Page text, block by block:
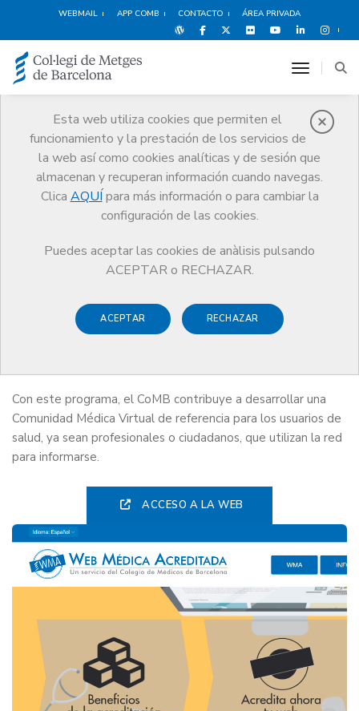
WEBMAIL APP COMB CONTACTO ÁREA PRIVADA
Esta web utiliza cookies que permiten el
funcionamiento y la prestación de los servicios de
la web así como cookies analíticas y de sesión que
almacenan y recuperan información cuando navegas.
Clica AQUÍ para más información o para cambiar la
configuración de las cookies.
Puedes aceptar las cookies de anàlisis pulsando
ACEPTAR o RECHAZAR.
ACEPTAR RECHAZAR
toggle
Web Médica
Acreditada
Servicios Ejercicio Web Médica Acreditada
que concede un sello de calidad que identifica a aquellas
webs que cumplen en sus contenidos unosrequisitos de
Con este programa, el CoMB contribuye a desarrollar una
Comunidad Médica Virtual de referencia para los usuarios de
salud, ya sean profesionales o ciudadanos, que utilizan la red
para informarse.
ACCESO A LA WEB